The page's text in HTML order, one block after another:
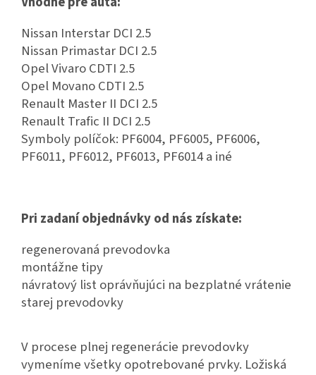
Nissan Interstar DCI 2.5
Nissan Primastar DCI 2.5
Opel Vivaro CDTI 2.5
Opel Movano CDTI 2.5
Renault Master II DCI 2.5
Renault Trafic II DCI 2.5
Symboly políčok: PF6004, PF6005, PF6006,
PF6011, PF6012, PF6013, PF6014 a iné
Pri zadaní objednávky od nás získate:
regenerovaná prevodovka
montážne tipy
návratový list oprávňujúci na bezplatné vrátenie
starej prevodovky
V procese plnej regenerácie prevodovky
vymeníme všetky opotrebované prvky. Ložiská